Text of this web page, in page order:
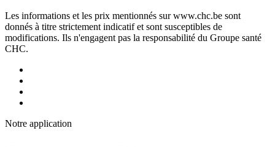
Les informations et les prix mentionnés sur www.chc.be sont
donnés à titre strictement indicatif et sont susceptibles de
modifications. Ils n'engagent pas la responsabilité du Groupe santé
CHC.
Notre application